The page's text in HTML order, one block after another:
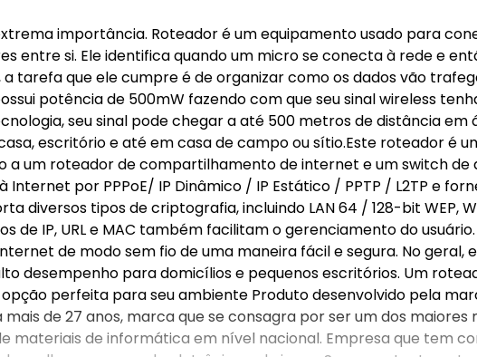
importância. Roteador é um equipamento usado para
entre si. Ele identifica quando um micro se conecta à rede e
a tarefa que ele cumpre é de organizar como os dados vão
potência de 500mW fazendo com que seu sinal wireless
seu sinal pode chegar a até 500 metros de distância em
escritório e até em casa de campo ou sítio.Este roteador é
a um roteador de compartilhamento de internet e um switch de
por PPPoE/ IP Dinâmico / IP Estático / PPTP / L2TP e
diversos tipos de criptografia, incluindo LAN 64 / 128-bit WEP,
de IP, URL e MAC também facilitam o gerenciamento do
de modo sem fio de uma maneira fácil e segura. No geral,
desempenho para domicílios e pequenos escritórios. Um
perfeita para seu ambiente Produto desenvolvido pela
de 27 anos, marca que se consagra por ser um dos maiores
materiais de informática em nível nacional. Empresa que tem